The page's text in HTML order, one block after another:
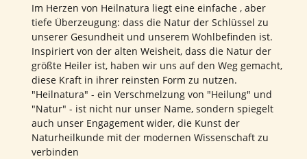
Im Herzen von Heilnatura liegt eine einfache , aber
tiefe Überzeugung: dass die Natur der Schlüssel zu
unserer Gesundheit und unserem Wohlbefinden ist.
Inspiriert von der alten Weisheit, dass die Natur der
größte Heiler ist, haben wir uns auf den Weg gemacht,
diese Kraft in ihrer reinsten Form zu nutzen.
"Heilnatura" - ein Verschmelzung von "Heilung" und
"Natur" - ist nicht nur unser Name, sondern spiegelt
auch unser Engagement wider, die Kunst der
Naturheilkunde mit der modernen Wissenschaft zu
verbinden